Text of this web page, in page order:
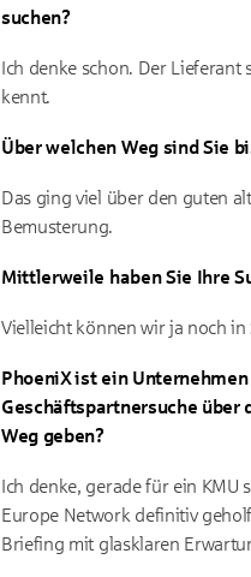
suchen?
Ich denke schon. Der Lieferant
kennt.
Über welchen Weg sind Sie
Das ging viel über den guten
Bemusterung.
Mittlerweile haben Sie Ihre
Vielleicht können wir ja noch
PhoeniX ist ein
Geschäftspartnersuche über
Weg geben?
Ich denke, gerade für ein
Europe Network definitiv
Briefing mit glasklaren